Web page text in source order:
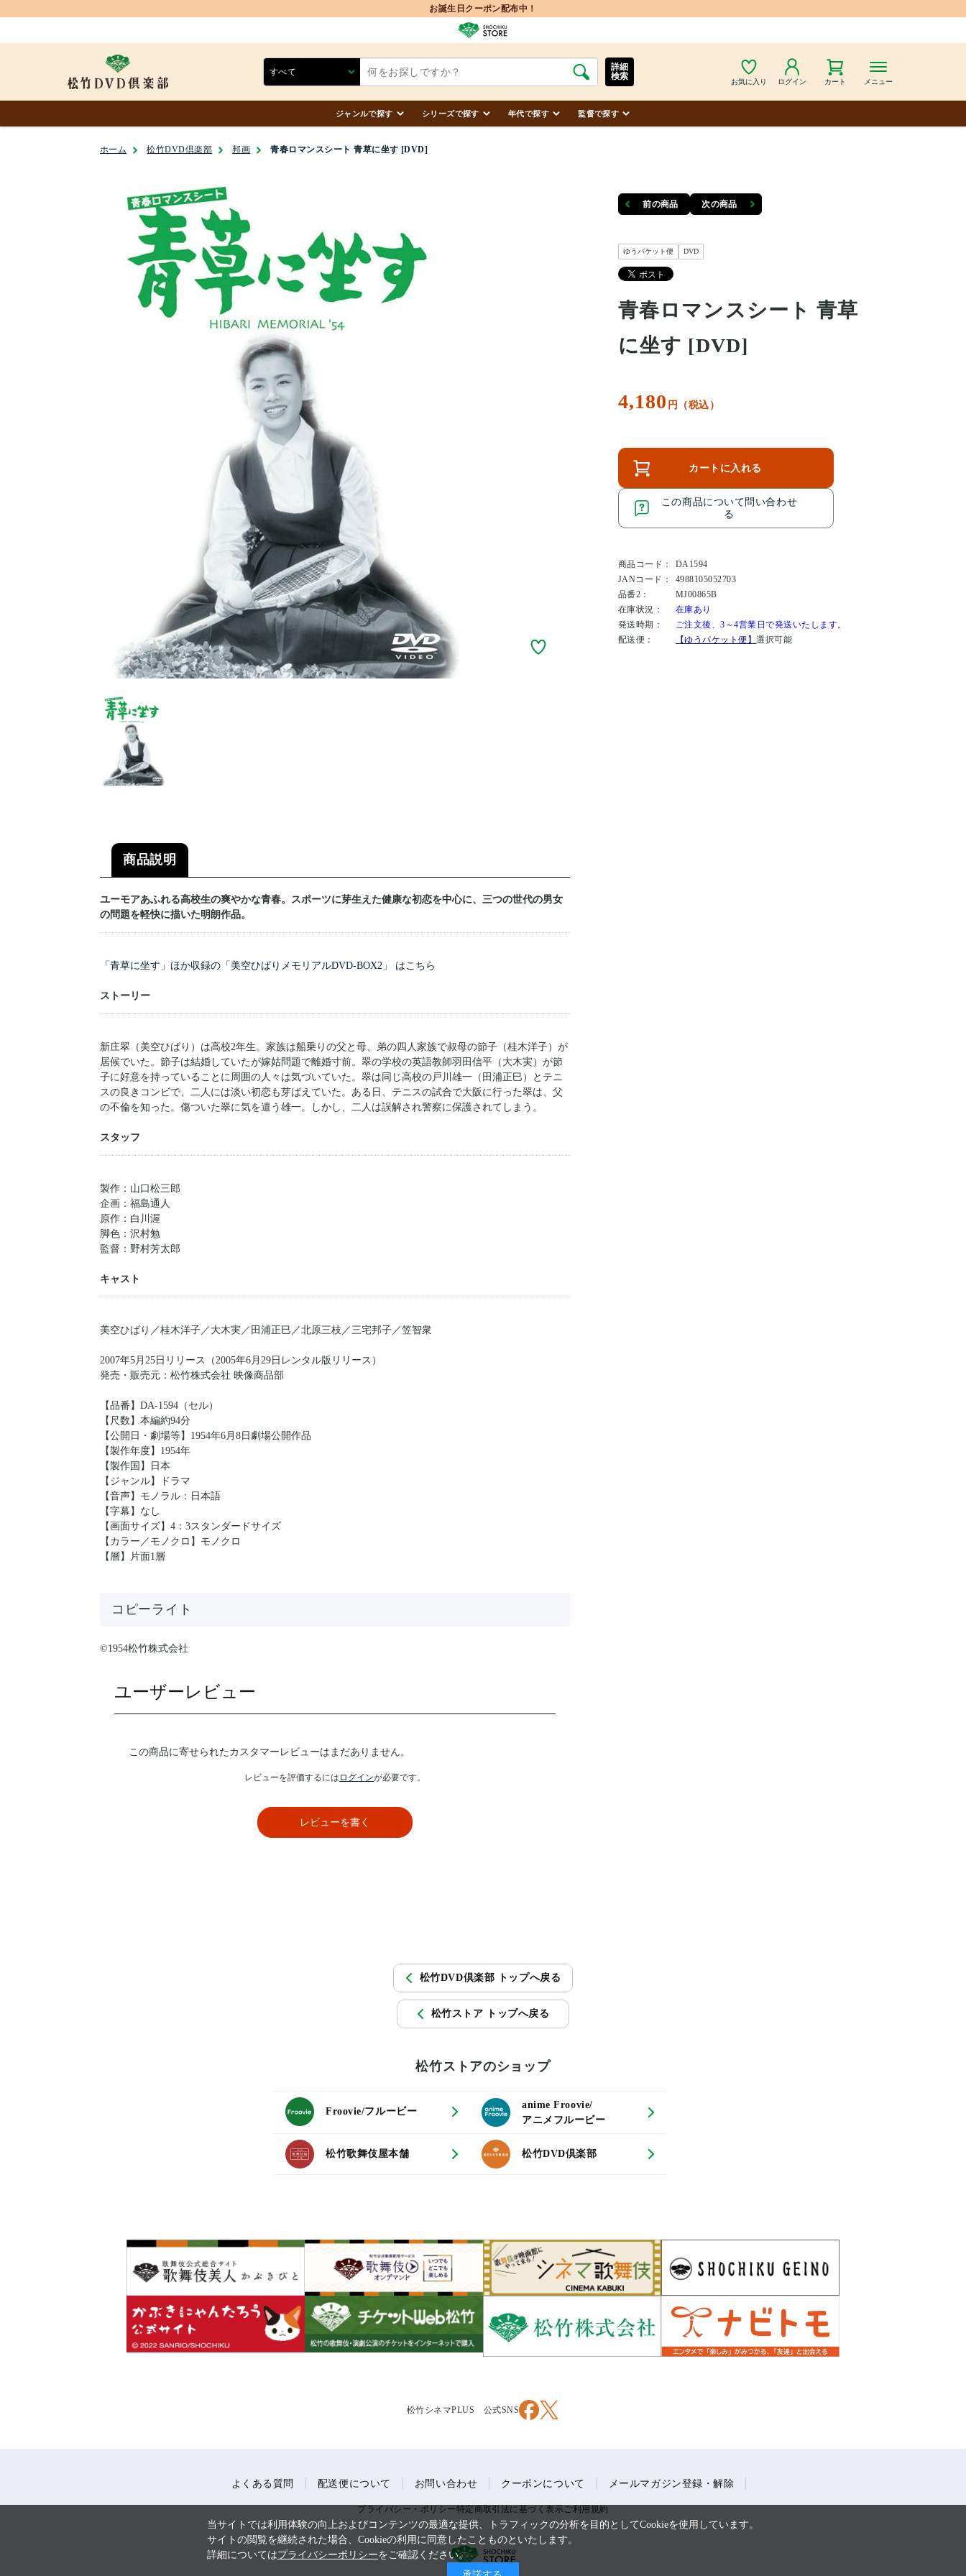
お誕生日クーポン配布中！
お気に入り ログイン カート メニュー
詳細
検索
ジャンルで探す シリーズで探す 年代で探す 監督で探す
ホーム 松竹DVD倶楽部 邦画 青春ロマンスシート 青草に坐す [DVD]
前の商品 次の商品
ゆうパケット便 DVD
青春ロマンスシート 青草
に坐す [DVD]
4,180 円（税込）
カートに入れる
この商品について問い合わせ
る
商品コード：
DA1594
JANコード：
4988105052703
品番2：
MJ00865B
在庫状況：
在庫あり
発送時期：
ご注文後、3～4営業日で発送いたします。
配送便：
【ゆうパケット便】選択可能
商品説明
ユーモアあふれる高校生の爽やかな青春。スポーツに芽生えた健康な初恋を中心に、三つの世代の男女
の問題を軽快に描いた明朗作品。
「青草に坐す」ほか収録の「美空ひばりメモリアルDVD-BOX2」 はこちら
ストーリー
新庄翠（美空ひばり）は高校2年生。家族は船乗りの父と母、弟の四人家族で叔母の節子（桂木洋子）が
居候でいた。節子は結婚していたが嫁姑問題で離婚寸前。翠の学校の英語教師羽田信平（大木実）が節
子に好意を持っていることに周囲の人々は気づいていた。翠は同じ高校の戸川雄一（田浦正巳）とテニ
スの良きコンビで、二人には淡い初恋も芽ばえていた。ある日、テニスの試合で大阪に行った翠は、父
の不倫を知った。傷ついた翠に気を遣う雄一。しかし、二人は誤解され警察に保護されてしまう。
スタッフ
製作：山口松三郎
企画：福島通人
原作：白川渥
脚色：沢村勉
監督：野村芳太郎
キャスト
美空ひばり／桂木洋子／大木実／田浦正巳／北原三枝／三宅邦子／笠智衆
2007年5月25日リリース（2005年6月29日レンタル版リリース）
発売・販売元：松竹株式会社 映像商品部
【品番】DA-1594（セル）
【尺数】本編約94分
【公開日・劇場等】1954年6月8日劇場公開作品
【製作年度】1954年
【製作国】日本
【ジャンル】ドラマ
【音声】モノラル：日本語
【字幕】なし
【画面サイズ】4：3スタンダードサイズ
【カラー／モノクロ】モノクロ
【層】片面1層
コピーライト
©1954松竹株式会社
ユーザーレビュー
この商品に寄せられたカスタマーレビューはまだありません。
レビューを評価するには ログインが必要です。
レビューを書く
松竹DVD倶楽部 トップへ戻る
松竹ストア トップへ戻る
松竹ストアのショップ
Froovie/フルービー
anime Froovie/
アニメフルービー
松竹歌舞伎屋本舗 松竹DVD倶楽部
松竹シネマPLUS 公式SNS
よくある質問 配送便について お問い合わせ クーポンについて メールマガジン登録・解除
プライバシー・ポリシー特定商取引法に基づく表示ご利用規約
当サイトでは利用体験の向上およびコンテンツの最適な提供、トラフィックの分析を目的としてCookieを使用しています。
サイトの閲覧を継続された場合、Cookieの利用に同意したことものといたします。
詳細についてはプライバシーポリシーをご確認ください。